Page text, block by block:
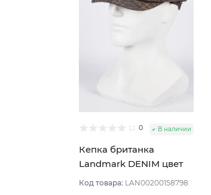
0 В наличии
Кепка британка
Landmark DENIM цвет
Коричневый размер 56
Код товара: LAN00200158798